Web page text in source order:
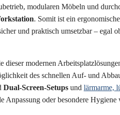
, modularen Möbeln und
. Somit ist ein
und praktisch umsetzbar – egal
dieser modernen
des schnellen Auf- und
Dual-Screen-Setups und lärmarme,
Anpassung oder besondere Hygiene